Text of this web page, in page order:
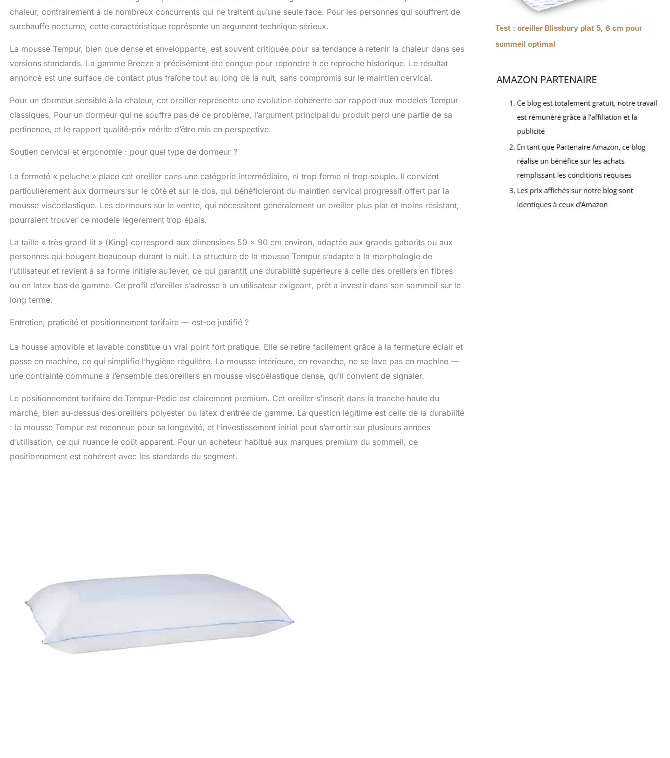
chaleur, contrairement à de nombreux concurrents qui ne traitent qu’une seule face. Pour les personnes qui souffrent de
surchauffe nocturne, cette caractéristique représente un argument technique sérieux.
La mousse Tempur, bien que dense et enveloppante, est souvent critiquée pour sa tendance à retenir la chaleur dans ses
versions standards. La gamme Breeze a précisément été conçue pour répondre à ce reproche historique. Le résultat
annoncé est une surface de contact plus fraîche tout au long de la nuit, sans compromis sur le maintien cervical.
Pour un dormeur sensible à la chaleur, cet oreiller représente une évolution cohérente par rapport aux modèles Tempur
classiques. Pour un dormeur qui ne souffre pas de ce problème, l’argument principal du produit perd une partie de sa
pertinence, et le rapport qualité-prix mérite d’être mis en perspective.
Soutien cervical et ergonomie : pour quel type de dormeur ?
La fermeté « peluche » place cet oreiller dans une catégorie intermédiaire, ni trop ferme ni trop souple. Il convient
particulièrement aux dormeurs sur le côté et sur le dos, qui bénéficieront du maintien cervical progressif offert par la
mousse viscoélastique. Les dormeurs sur le ventre, qui nécessitent généralement un oreiller plus plat et moins résistant,
pourraient trouver ce modèle légèrement trop épais.
La taille « très grand lit » (King) correspond aux dimensions 50 x 90 cm environ, adaptée aux grands gabarits ou aux
personnes qui bougent beaucoup durant la nuit. La structure de la mousse Tempur s’adapte à la morphologie de
l’utilisateur et revient à sa forme initiale au lever, ce qui garantit une durabilité supérieure à celle des oreillers en fibres
ou en latex bas de gamme. Ce profil d’oreiller s’adresse à un utilisateur exigeant, prêt à investir dans son sommeil sur le
long terme.
Entretien, praticité et positionnement tarifaire — est-ce justifié ?
La housse amovible et lavable constitue un vrai point fort pratique. Elle se retire facilement grâce à la fermeture éclair et
passe en machine, ce qui simplifie l’hygiène régulière. La mousse intérieure, en revanche, ne se lave pas en machine —
une contrainte commune à l’ensemble des oreillers en mousse viscoélastique dense, qu’il convient de signaler.
Le positionnement tarifaire de Tempur-Pedic est clairement premium. Cet oreiller s’inscrit dans la tranche haute du
marché, bien au-dessus des oreillers polyester ou latex d’entrée de gamme. La question légitime est celle de la durabilité
: la mousse Tempur est reconnue pour sa longévité, et l’investissement initial peut s’amortir sur plusieurs années
d’utilisation, ce qui nuance le coût apparent. Pour un acheteur habitué aux marques premium du sommeil, ce
positionnement est cohérent avec les standards du segment.
Test : oreiller Blissbury plat 5, 6 cm pour
sommeil optimal